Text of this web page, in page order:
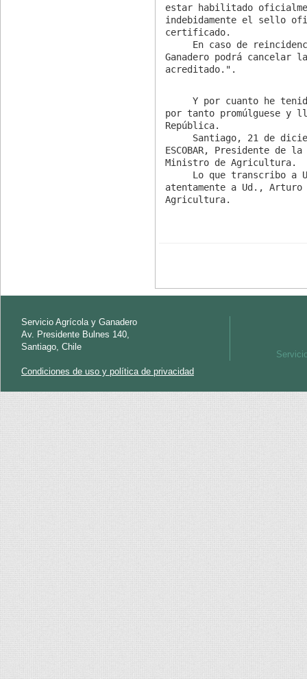
estar habilitado
indebidamente el sello
certificado.
Ganadero podrá
acreditado.".
     Y por cuanto he tenido a bien aprobarlo y sancionarlo;
por tanto promúlguese y
República.
ESCOBAR, Presidente de
Ministro de Agricultura.
atentamente a Ud.,
Agricultura.
Servicio Agrícola y Ganadero
Av. Presidente Bulnes 140,
Santiago, Chile
Condiciones de uso y política de privacidad